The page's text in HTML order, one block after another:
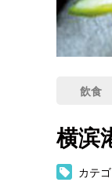
飲食
横滨
カテ